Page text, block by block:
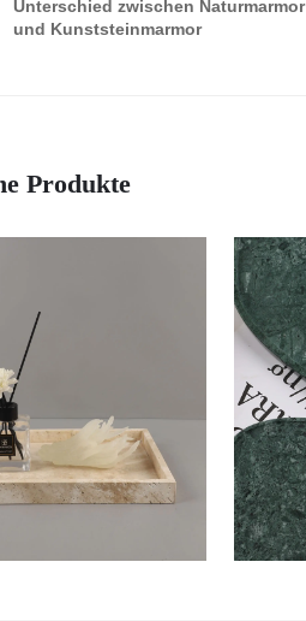
Unterschied zwischen Naturmarmor
und Kunststeinmarmor
Produkte